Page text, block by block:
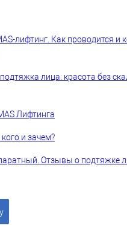
лифтинг. Как проводится и
лица: красота без
Лифтинга
и зачем?
Отзывы о подтяжке